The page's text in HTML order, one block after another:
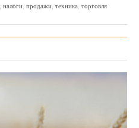
налоги продажи техника торговля